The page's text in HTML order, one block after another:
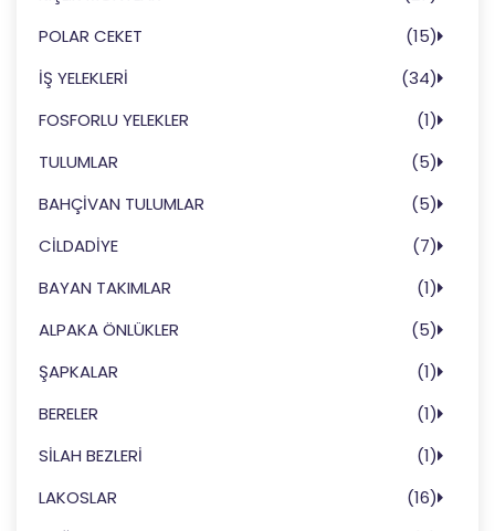
POLAR CEKET
(15)
İŞ YELEKLERİ
(34)
FOSFORLU YELEKLER
(1)
TULUMLAR
(5)
BAHÇİVAN TULUMLAR
(5)
CİLDADİYE
(7)
BAYAN TAKIMLAR
(1)
ALPAKA ÖNLÜKLER
(5)
ŞAPKALAR
(1)
BERELER
(1)
SİLAH BEZLERİ
(1)
LAKOSLAR
(16)